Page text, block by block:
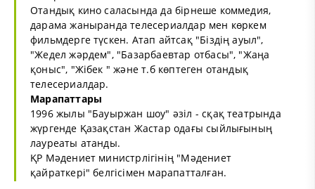
Отандық кино саласында да бірнеше коммедия,
дарама жаныранда телесериалдар мен көркем
фильмдерге түскен. Атап айтсақ "Біздің ауыл",
"Жедел жәрдем", "Базарбаевтар отбасы", "Жаңа
қоныс", "Жібек " және т.б көптеген отандық
телесериалдар.
Марапаттары
1996 жылы "Бауыржан шоу" әзіл - сқақ театрында
жүргенде Қазақстан Жастар одағы сыйлығының
лауреаты атанды.
ҚР Мәдениет министрлігінің "Мәдениет
қайраткері" белгісімен марапатталған.